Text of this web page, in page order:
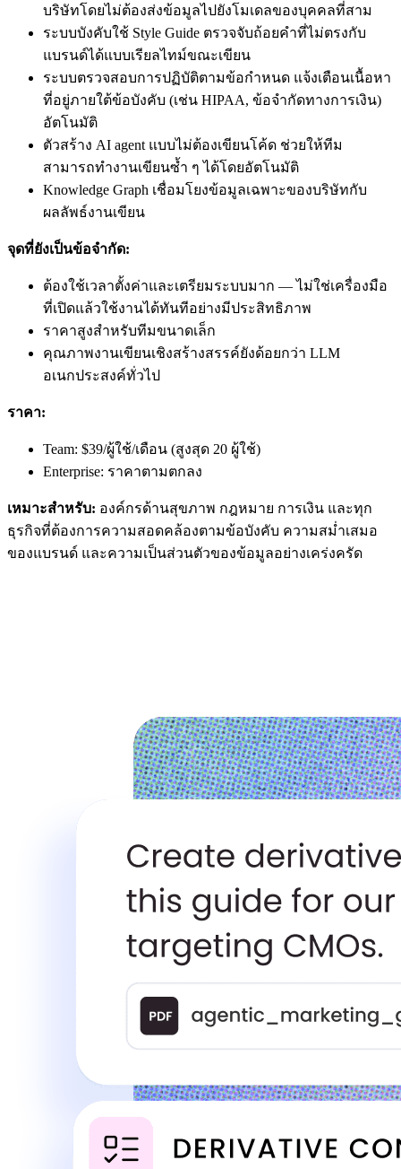
บริษัทโดยไม่ต้องส่งข้อมูลไปยังโมเดลของบุคคลที่สาม
ระบบบังคับใช้ Style Guide ตรวจจับถ้อยคำที่ไม่ตรงกับ
แบรนด์ได้แบบเรียลไทม์ขณะเขียน
ระบบตรวจสอบการปฏิบัติตามข้อกำหนด แจ้งเตือนเนื้อหา
ที่อยู่ภายใต้ข้อบังคับ (เช่น HIPAA, ข้อจำกัดทางการเงิน)
อัตโนมัติ
ตัวสร้าง AI agent แบบไม่ต้องเขียนโค้ด ช่วยให้ทีม
สามารถทำงานเขียนซ้ำ ๆ ได้โดยอัตโนมัติ
Knowledge Graph เชื่อมโยงข้อมูลเฉพาะของบริษัทกับ
ผลลัพธ์งานเขียน
จุดที่ยังเป็นข้อจำกัด:
ต้องใช้เวลาตั้งค่าและเตรียมระบบมาก — ไม่ใช่เครื่องมือ
ที่เปิดแล้วใช้งานได้ทันทีอย่างมีประสิทธิภาพ
ราคาสูงสำหรับทีมขนาดเล็ก
คุณภาพงานเขียนเชิงสร้างสรรค์ยังด้อยกว่า LLM
อเนกประสงค์ทั่วไป
ราคา:
Team: $39/ผู้ใช้/เดือน (สูงสุด 20 ผู้ใช้)
Enterprise: ราคาตามตกลง
เหมาะสำหรับ: องค์กรด้านสุขภาพ กฎหมาย การเงิน และทุก
ธุรกิจที่ต้องการความสอดคล้องตามข้อบังคับ ความสม่ำเสมอ
ของแบรนด์ และความเป็นส่วนตัวของข้อมูลอย่างเคร่งครัด